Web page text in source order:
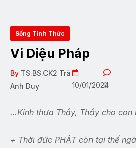
Sống Tỉnh Thức
Vi Diệu Pháp
By TS.BS.CK2 Trà
Anh Duy
10/01/2024
0
…Kính thưa Thầy, Thầy cho con
+ Thời đức PHẬT còn tại thế